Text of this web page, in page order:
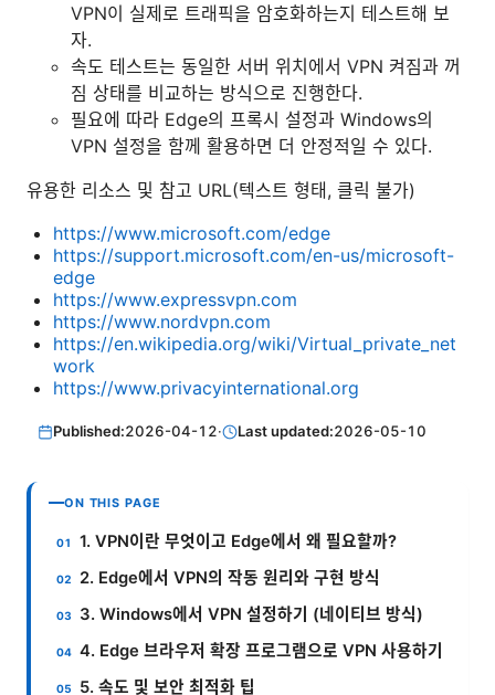
VPN이 실제로 트래픽을 암호화하는지 테스트해 보
자.
속도 테스트는 동일한 서버 위치에서 VPN 켜짐과 꺼
짐 상태를 비교하는 방식으로 진행한다.
필요에 따라 Edge의 프록시 설정과 Windows의
VPN 설정을 함께 활용하면 더 안정적일 수 있다.
유용한 리소스 및 참고 URL(텍스트 형태, 클릭 불가)
https://www.microsoft.com/edge
https://support.microsoft.com/en-us/microsoft-
edge
https://www.expressvpn.com
https://www.nordvpn.com
https://en.wikipedia.org/wiki/Virtual_private_net
work
https://www.privacyinternational.org
Published:2026-04-12· Last updated:2026-05-10
ON THIS PAGE
1. VPN이란 무엇이고 Edge에서 왜 필요할까?
2. Edge에서 VPN의 작동 원리와 구현 방식
3. Windows에서 VPN 설정하기 (네이티브 방식)
4. Edge 브라우저 확장 프로그램으로 VPN 사용하기
5. 속도 및 보안 최적화 팁